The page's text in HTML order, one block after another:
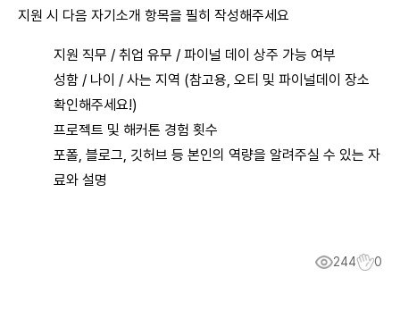
지원 시 다음 자기소개 항목을 필히 작성해주세요
지원 직무 / 취업 유무 / 파이널 데이 상주 가능 여부
성함 / 나이 / 사는 지역 (참고용, 오티 및 파이널데이 장소
확인해주세요!)
프로젝트 및 해커톤 경험 횟수
포폴, 블로그, 깃허브 등 본인의 역량을 알려주실 수 있는 자
료와 설명
244 0